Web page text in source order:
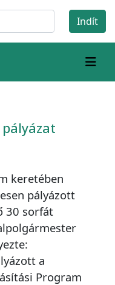
keretében
pályázott
30 sorfát
a
Program